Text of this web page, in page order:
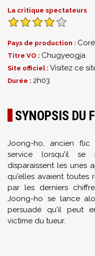
La critique spectateurs
Pays de production :
Titre VO : Chugyeogja
Site officiel : Visitez ce
Durée : 2h03
SYNOPSIS DU
Joong-ho, ancien flic
service lorsqu'il
disparaissent les unes
qu'elles avaient toutes
par les derniers
Joong-ho se lance
persuadé qu'il peut
victime du tueur.